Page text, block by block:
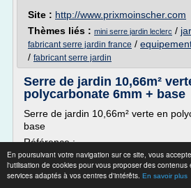
En poursuivant votre navigation sur ce site, vous
l'utilisation de cookies pour vous proposer des contenus
services adaptés à vos centres d'intérêts. En savoir plus
Site : http://www.prixmoinscher.com
Thèmes liés : mini serre jardin leclerc /
fabricant serre jardin france /
/ fabricant serre jardin
Serre de jardin 10,66m²
polycarbonate 6mm + base
Serre de jardin 10,66m² verte en
base
Référence :
Attention : dernières pièces
Il s'agit du délai de livraison après